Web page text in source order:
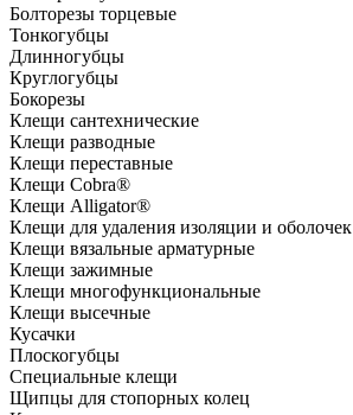
Болторезы торцевые
Тонкогубцы
Длинногубцы
Круглогубцы
Бокорезы
Клещи сантехнические
Клещи разводные
Клещи переставные
Клещи Cobra®
Клещи Alligator®
Клещи для удаления изоляции и оболочек
Клещи вязальные арматурные
Клещи зажимные
Клещи многофункциональные
Клещи высечные
Кусачки
Плоскогубцы
Специальные клещи
Щипцы для стопорных колец